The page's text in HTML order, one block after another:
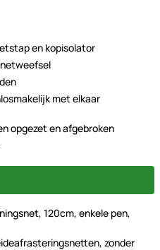
en kopisolator
met elkaar
opgezet en afgebroken
120cm, enkele pen,
zonder